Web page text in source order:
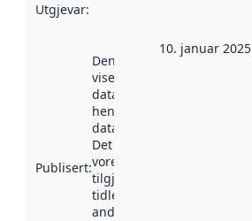
Utgjevar:
Publisert:
Denne datoen
viser når
datasettet vart
henta inn av
data.norge.no.
Det kan ha
vore
tilgjengeleg
tidlegare
andre stader.
10. januar 2025